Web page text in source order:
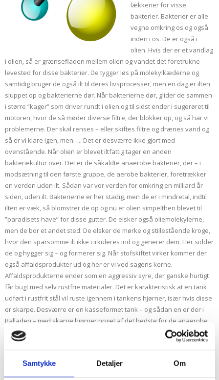
Samtykke Detaljer Om
lækkerier for visse
bakterier. Bakterier er alle
vegne omkring os og også
inden i os. De er også i
olien. Hvis der er et vandlag
i olien, så er grænsefladen mellem olien og vandet det foretrukne
levested for disse bakterier. De tygger løs på molekylkæderne og
samtidig bruger de også ilt til deres livsprocesser, men en dag er ilten
sluppet op og bakterierne dør. Når bakterierne dør, glider de sammen
i større ”kager” som driver rundt i olien og til sidst ender i sugerøret til
motoren, hvor de så møder diverse filtre, der blokker op, og så har vi
problemerne. Der skal renses – eller skiftes filtre og drænes vand og
så er vi klare igen, men….. Det er desværre ikke gjort med
ovenstående. Når olien er blevet iltfattig tager en anden
bakteriekultur over. Det er de såkaldte anaerobe bakterier, der – i
modsætning til den første gruppe, de aerobe bakterier, foretrækker
en verden uden ilt. Sådan var vor verden for omkring en milliard år
siden, uden ilt. Bakterierne er her stadig, men de er i mindretal, indtil
ilten er væk, så blomstrer de op og nu er olien simpelthen blevet til
”paradisets have” for disse gutter. De elsker også oliemolekylerne,
men de bor et andet sted. De elsker de mørke og stillestående kroge,
hvor den sparsomme ilt ikke cirkuleres ind og generer dem. Her sidder
de og hygger sig – og formerer sig. Når stofskiftet virker kommer der
også affaldsprodukter ud og her er vi ved sagens kerne.
Affaldsprodukterne ender som en aggressiv syre, der ganske hurtigt
får bugt med selv rustfrie materialer. Det er karakteristisk at en tank
udført i rustfrit stål vil ruste igennem i tankens hjørner, især hvis disse
er skarpe. Desværre er en kasseformet tank – og sådan en er der i
Balladen – med skarpe hjørner noget af det bedste for de anaerobe
bakterier. Så skifter man også sin brændstoftank til en type med
store, afrundende hjørner. Den er nok ikke billig!
HVAD KAN MAN GØRE VED DET?